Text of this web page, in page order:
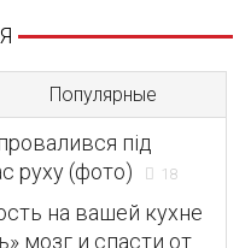
Популярные
під
руху (фото)
18
на вашей кухне
мозг и спасти от